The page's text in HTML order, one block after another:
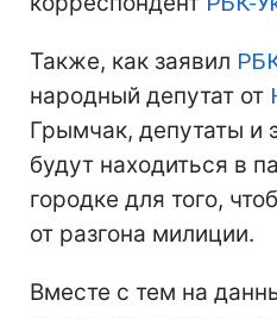
Также, как заявил
народный депутат от
Грымчак, депутаты и
будут находиться в
городке для того,
от разгона милиции.
Вместе с тем на